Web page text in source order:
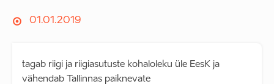
01.01.2019
tagab riigi ja riigiasutuste kohaloleku üle EesK ja
vähendab Tallinnas paiknevate